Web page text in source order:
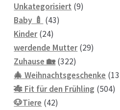
Unkategorisiert 99
Baby 🍼 4343
Kinder 2424
Produkte
werdende Mutter 2929
Zuhause 🏡 322322
Produkte
🎄 Weihnachtsgeschenke
🎋 Fit für den Frühling 504504
🐶Tiere 4242